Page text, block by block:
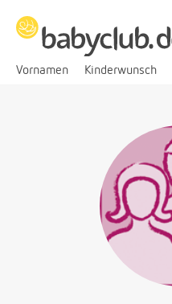
Vornamen Kinderwunsch